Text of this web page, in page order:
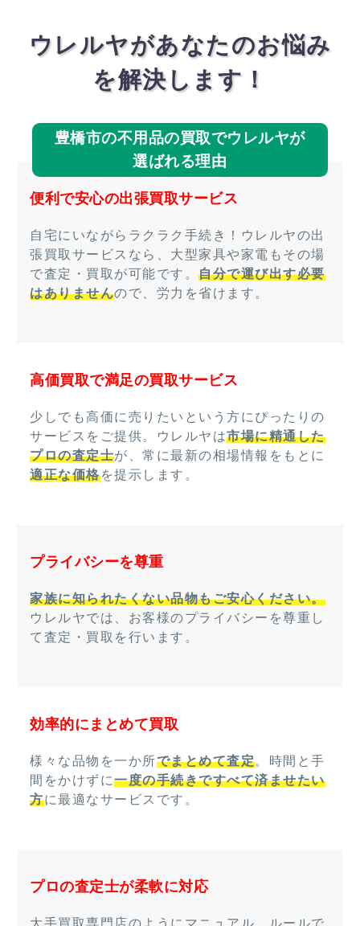
ウレルヤがあなたのお悩み
を解決します！
豊橋市の不用品の買取でウレルヤが
選ばれる理由
便利で安心の出張買取サービス
自宅にいながらラクラク手続き！ウレルヤの出
張買取サービスなら、大型家具や家電もその場
で査定・買取が可能です。 自分で運び出す必要
はありませんので、労力を省けます。
高価買取で満足の買取サービス
少しでも高価に売りたいという方にぴったりの
サービスをご提供。ウレルヤは市場に精通した
プロの査定士が、常に最新の相場情報をもとに
適正な価格を提示します。
プライバシーを尊重
家族に知られたくない品物もご安心ください。
ウレルヤでは、お客様のプライバシーを尊重し
て査定・買取を行います。
効率的にまとめて買取
様々な品物を一か所でまとめて査定。時間と手
間をかけずに一度の手続きですべて済ませたい
方に最適なサービスです。
プロの査定士が柔軟に対応
大手買取専門店のようにマニュアル、ルールで